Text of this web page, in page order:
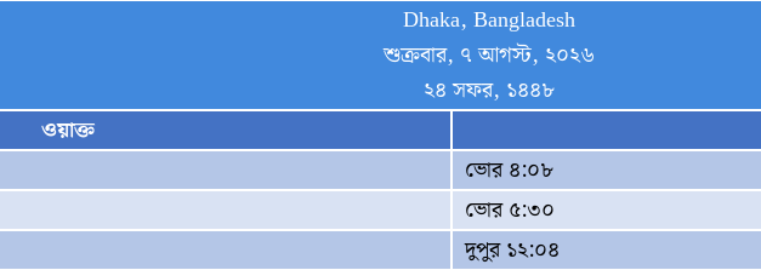
Dhaka, Bangladesh
শুক্রবার, ৭ আগস্ট, ২০২৬
২৪ সফর, ১৪৪৮
ওয়াক্ত
ভোর ৪:০৮
ভোর ৫:৩০
দুপুর ১২:০৪